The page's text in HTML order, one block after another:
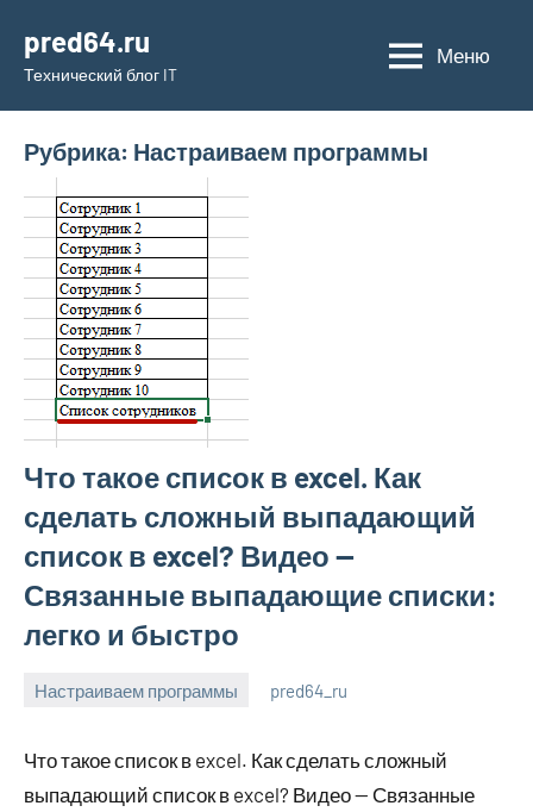
содержимому
pred64.ru
Технический блог IT
Меню
Рубрика: Настраиваем программы
Что такое список в excel. Как
сделать сложный выпадающий
список в excel? Видео —
Связанные выпадающие списки:
легко и быстро
Настраиваем программы
2023
pred64_ru
Что такое список в excel. Как сделать сложный
выпадающий список в excel? Видео — Связанные